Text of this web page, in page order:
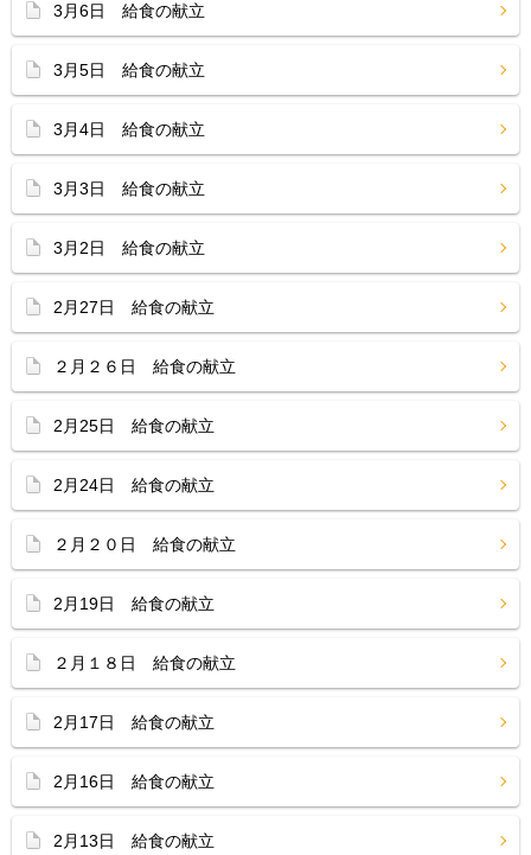
3月6日 給食の献立
3月5日 給食の献立
3月4日 給食の献立
3月3日 給食の献立
3月2日 給食の献立
2月27日 給食の献立
２月２６日 給食の献立
2月25日 給食の献立
2月24日 給食の献立
２月２０日 給食の献立
2月19日 給食の献立
２月１８日 給食の献立
2月17日 給食の献立
2月16日 給食の献立
2月13日 給食の献立